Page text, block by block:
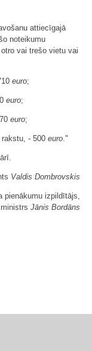
attiecīgajā
noteikumu
vai trešo vietu vai
euro;
euro;
euro;
- 500 euro."
Valdis Dombrovskis
pienākumu izpildītājs,
Jānis Bordāns